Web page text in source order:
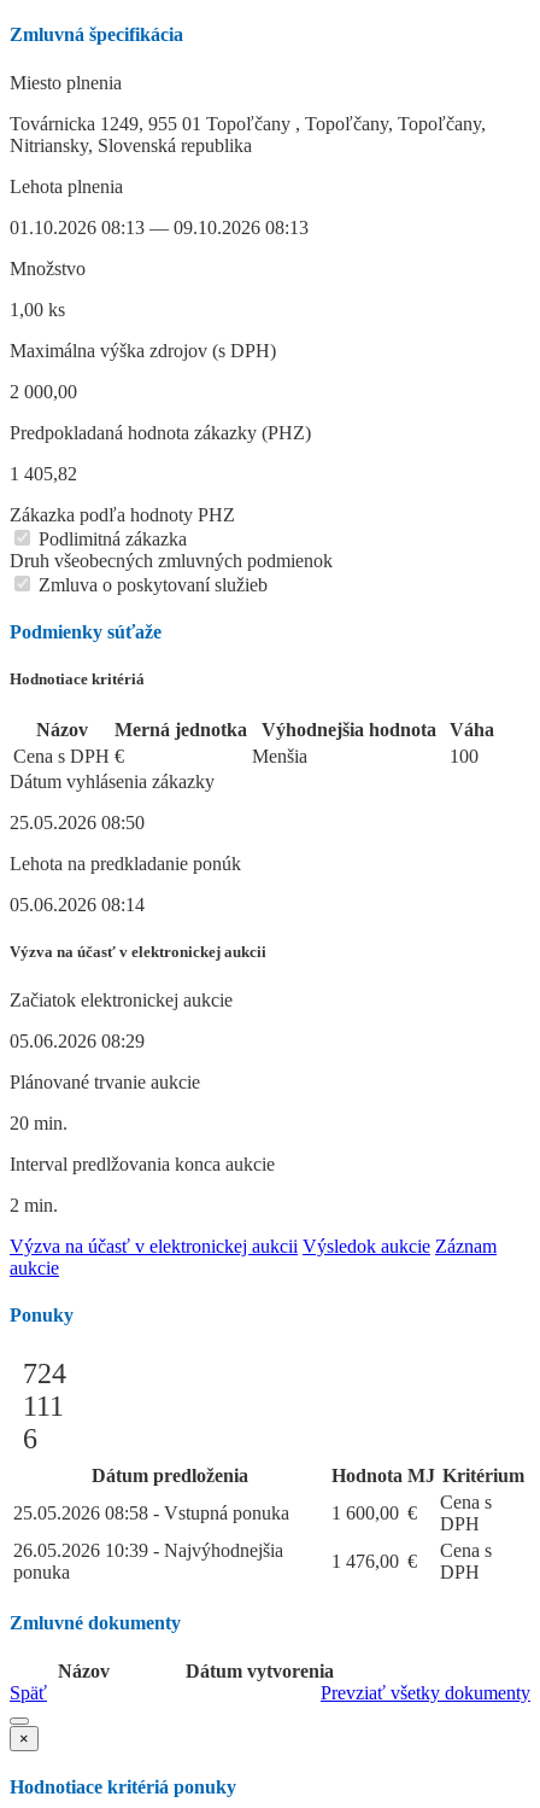
Zmluvná špecifikácia
Miesto plnenia
Továrnicka 1249, 955 01 Topoľčany , Topoľčany, Topoľčany,
Nitriansky, Slovenská republika
Lehota plnenia
01.10.2026 08:13 — 09.10.2026 08:13
Množstvo
1,00 ks
Maximálna výška zdrojov (s DPH)
2 000,00
Predpokladaná hodnota zákazky (PHZ)
1 405,82
Zákazka podľa hodnoty PHZ
Podlimitná zákazka
Druh všeobecných zmluvných podmienok
Zmluva o poskytovaní služieb
Podmienky súťaže
Hodnotiace kritériá
Názov Merná jednotka Výhodnejšia hodnota
Váha
Cena s DPH € Menšia
100
Dátum vyhlásenia zákazky
25.05.2026 08:50
Lehota na predkladanie ponúk
05.06.2026 08:14
Výzva na účasť v elektronickej aukcii
Začiatok elektronickej aukcie
05.06.2026 08:29
Plánované trvanie aukcie
20 min.
Interval predlžovania konca aukcie
2 min.
Výzva na účasť v elektronickej aukcii Výsledok aukcie Záznam
aukcie
Ponuky
724
111
6
Dátum predloženia Hodnota MJ Kritérium
25.05.2026 08:58 - Vstupná ponuka
1 600,00 €
Cena s
DPH
26.05.2026 10:39 - Najvýhodnejšia
ponuka
1 476,00 €
Cena s
DPH
Zmluvné dokumenty
Názov
Dátum vytvorenia
Prevziať všetky dokumenty
Späť
×
Hodnotiace kritériá ponuky